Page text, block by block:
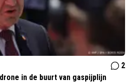
2
in de buurt van gaspijplijn